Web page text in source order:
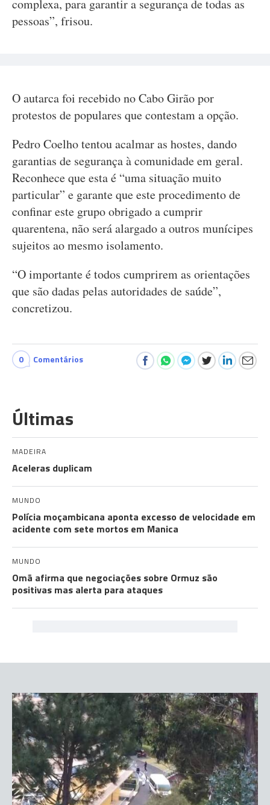
complexa, para garantir a segurança de todas as
pessoas”, frisou.
O autarca foi recebido no Cabo Girão por
protestos de populares que contestam a opção.
Pedro Coelho tentou acalmar as hostes, dando
garantias de segurança à comunidade em geral.
Reconhece que esta é “uma situação muito
particular” e garante que este procedimento de
confinar este grupo obrigado a cumprir
quarentena, não será alargado a outros munícipes
sujeitos ao mesmo isolamento.
“O importante é todos cumprirem as orientações
que são dadas pelas autoridades de saúde”,
concretizou.
0 Comentários
Últimas
MADEIRA
Aceleras duplicam
MUNDO
Polícia moçambicana aponta excesso de velocidade em
acidente com sete mortos em Manica
MUNDO
Omã afirma que negociações sobre Ormuz são
positivas mas alerta para ataques